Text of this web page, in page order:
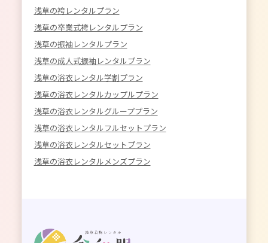
浅草の袴レンタルプラン
浅草の卒業式袴レンタルプラン
浅草の振袖レンタルプラン
浅草の成人式振袖レンタルプラン
浅草の浴衣レンタル学割プラン
浅草の浴衣レンタルカップルプラン
浅草の浴衣レンタルグループプラン
浅草の浴衣レンタルフルセットプラン
浅草の浴衣レンタルセットプラン
浅草の浴衣レンタルメンズプラン